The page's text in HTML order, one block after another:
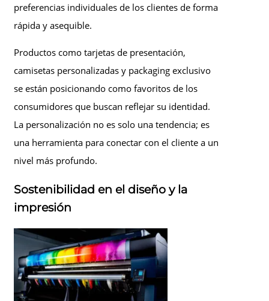
preferencias individuales de los clientes de forma
rápida y asequible.
Productos como tarjetas de presentación,
camisetas personalizadas y packaging exclusivo
se están posicionando como favoritos de los
consumidores que buscan reflejar su identidad.
La personalización no es solo una tendencia; es
una herramienta para conectar con el cliente a un
nivel más profundo.
Sostenibilidad en el diseño y la
impresión